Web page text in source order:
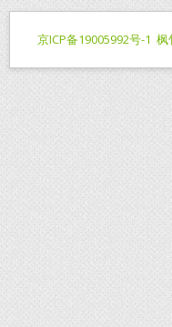
京ICP备19005992号-1 枫